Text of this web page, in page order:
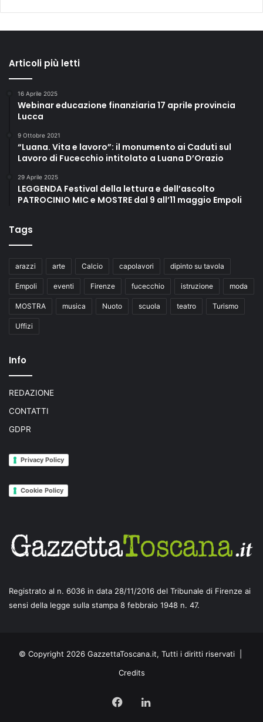
Articoli più letti
16 Aprile 2025
Webinar educazione finanziaria 17 aprile provincia
Lucca
9 Ottobre 2021
“Luana. Vita e lavoro”: il monumento ai Caduti sul
Lavoro di Fucecchio intitolato a Luana D’Orazio
29 Aprile 2025
LEGGENDA Festival della lettura e dell’ascolto
PATROCINIO MIC e MOSTRE dal 9 all’11 maggio Empoli
Tags
arazzi arte Calcio capolavori dipinto su tavola
Empoli eventi Firenze fucecchio istruzione moda
MOSTRA musica Nuoto scuola teatro Turismo
Uffizi
Info
REDAZIONE
CONTATTI
GDPR
Privacy Policy
Cookie Policy
Registrato al n. 6036 in data 28/11/2016 del Tribunale di Firenze ai
sensi della legge sulla stampa 8 febbraio 1948 n. 47.
© Copyright 2026 GazzettaToscana.it, Tutti i diritti riservati |
Credits
FacebookLinkedIn